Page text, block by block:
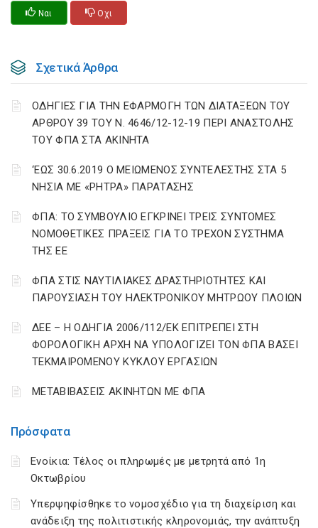
Πρόσφατα
Ενοίκια: Τέλος οι πληρωμές με μετρητά από 1η
Οκτωβρίου
Υπερψηφίσθηκε το νομοσχέδιο για τη διαχείριση και
ανάδειξη της πολιτιστικής κληρονομιάς, την ανάπτυξη
Ναι Οχι
Σχετικά Άρθρα
ΟΔΗΓΙΕΣ ΓΙΑ ΤΗΝ ΕΦΑΡΜΟΓΗ ΤΩΝ ΔΙΑΤΑΞΕΩΝ ΤΟΥ
ΑΡΘΡΟΥ 39 ΤΟΥ Ν. 4646/12-12-19 ΠΕΡΙ ΑΝΑΣΤΟΛΗΣ
ΤΟΥ ΦΠΑ ΣΤΑ ΑΚΙΝΗΤΑ
‘ΕΩΣ 30.6.2019 Ο ΜΕΙΩΜΕΝΟΣ ΣΥΝΤΕΛΕΣΤΗΣ ΣΤΑ 5
ΝΗΣΙΑ ΜΕ «ΡΗΤΡΑ» ΠΑΡΑΤΑΣΗΣ
ΦΠΑ: ΤΟ ΣΥΜΒΟΥΛΙΟ ΕΓΚΡΙΝΕΙ ΤΡΕΙΣ ΣΥΝΤΟΜΕΣ
ΝΟΜΟΘΕΤΙΚΕΣ ΠΡΑΞΕΙΣ ΓΙΑ ΤΟ ΤΡΕΧΟΝ ΣΥΣΤΗΜΑ
ΤΗΣ ΕΕ
ΦΠΑ ΣΤΙΣ ΝΑΥΤΙΛΙΑΚΕΣ ΔΡΑΣΤΗΡΙΟΤΗΤΕΣ ΚΑΙ
ΠΑΡΟΥΣΙΑΣΗ ΤΟΥ ΗΛΕΚΤΡΟΝΙΚΟΥ ΜΗΤΡΩΟΥ ΠΛΟΙΩΝ
ΔΕΕ – Η ΟΔΗΓΙΑ 2006/112/ΕΚ ΕΠΙΤΡΕΠΕΙ ΣΤΗ
ΦΟΡΟΛΟΓΙΚΗ ΑΡΧΗ ΝΑ ΥΠΟΛΟΓΙΖΕΙ ΤΟΝ ΦΠΑ ΒΑΣΕΙ
ΤΕΚΜΑΙΡΟΜΕΝΟΥ ΚΥΚΛΟΥ ΕΡΓΑΣΙΩΝ
ΜΕΤΑΒΙΒΑΣΕΙΣ ΑΚΙΝΗΤΩΝ ΜΕ ΦΠΑ